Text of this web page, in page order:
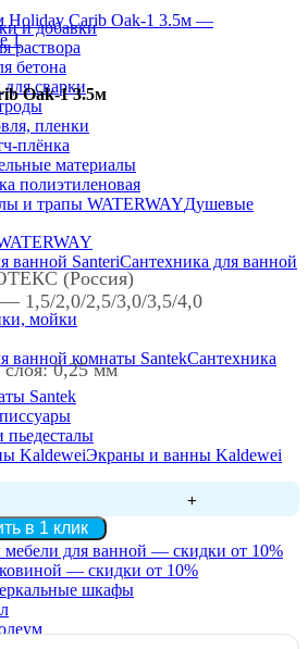
и добавки
раствора
бетона
сварки
пленки
плёнка
материалы
полиэтиленовая
Душевые
Сантехника для ванной
мойки
Сантехника
Santek
пьедесталы
Экраны и ванны Kaldewei
Мебель для ванной
для ванной — скидки от 10%
— скидки от 10%
шкафы
Oak-1 3.5м
(Россия)
1,5/2,0/2,5/3,0/3,5/4,0
0,25 мм
Oak-6 3.5m
в 1 клик